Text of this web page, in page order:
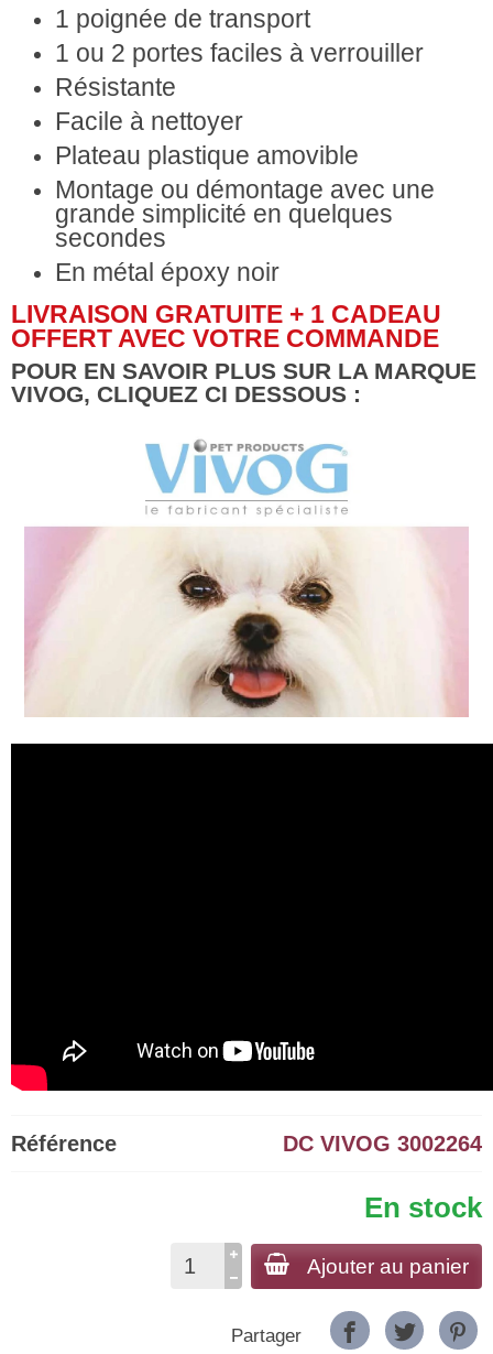
1 poignée de transport
1 ou 2 portes faciles à verrouiller
Résistante
Facile à nettoyer
Plateau plastique amovible
Montage ou démontage avec une
grande simplicité en quelques
secondes
En métal époxy noir
LIVRAISON GRATUITE + 1 CADEAU
OFFERT AVEC VOTRE COMMANDE
POUR EN SAVOIR PLUS SUR LA MARQUE
VIVOG, CLIQUEZ CI DESSOUS :
Référence DC VIVOG 3002264
En stock
Ajouter au panier
Partager